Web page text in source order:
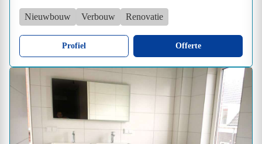
Nieuwbouw Verbouw Renovatie
Profiel Offerte